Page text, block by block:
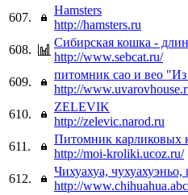
607.
Hamsters
http://hamsters.ru
608.
Сибирская кошка -
http://www.sebcat.ru/
609.
питомник сао и вео
http://
610.
ZELEVIK
http://zelevic.narod.ru
611.
Питомник карликовых
http://moi-kroliki.ucoz.ru/
612.
Чихуахуа,
http://